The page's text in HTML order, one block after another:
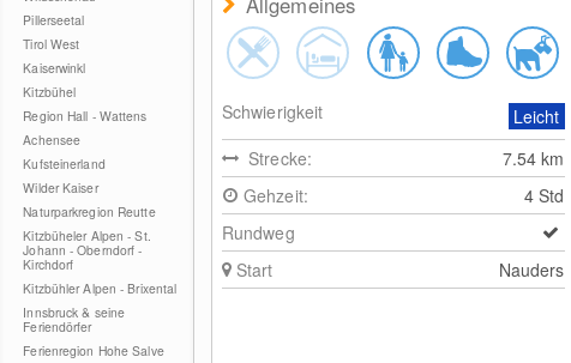
Pillerseetal
Tirol West
Kaiserwinkl
Kitzbühel
Region Hall - Wattens
Achensee
Kufsteinerland
Wilder Kaiser
Naturparkregion Reutte
Kitzbüheler Alpen - St.
Johann - Oberndorf -
Kirchdorf
Kitzbühler Alpen - Brixental
Innsbruck & seine
Feriendörfer
Ferienregion Hohe Salve
Schwierigkeit
Leicht
Strecke:
7.54km
Gehzeit:
4 Std
Rundweg
Start
Nauders